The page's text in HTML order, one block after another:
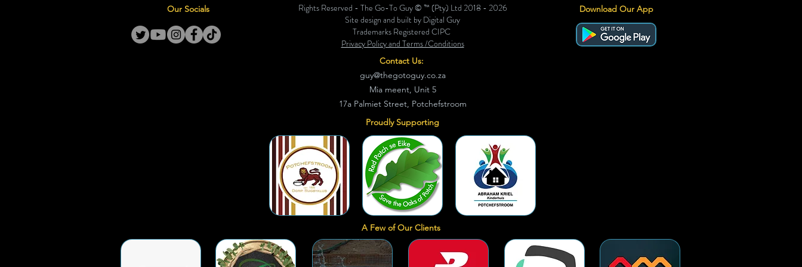
Our Socials
Rights Reserved - The Go-To Guy © ™ (Pty) Ltd 2018 - 2026
Site design and built by Digital Guy
Trademarks Registered CIPC
Privacy Policy and Terms /Conditions
Download Our App
Contact Us:
guy@thegotoguy.co.za
Mia meent, Unit 5
17a Palmiet Street, Potchefstroom
Proudly Supporting
A Few of Our Clients